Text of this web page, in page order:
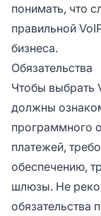
понимать, что
правильной
бизнеса.
Обязательства
Чтобы выбрать
должны
программного
платежей,
обеспечению,
шлюзы. Не
обязательства